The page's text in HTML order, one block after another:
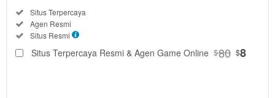
Regular
License
SELECTED
88
Included:
Situs Terpercaya
Included:
Agen Resmi
Included:
Situs Resmi
Situs Terpercaya Resmi & Agen Game Online $80 $8